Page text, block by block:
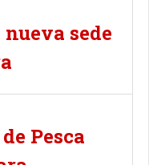
sede
Pesca